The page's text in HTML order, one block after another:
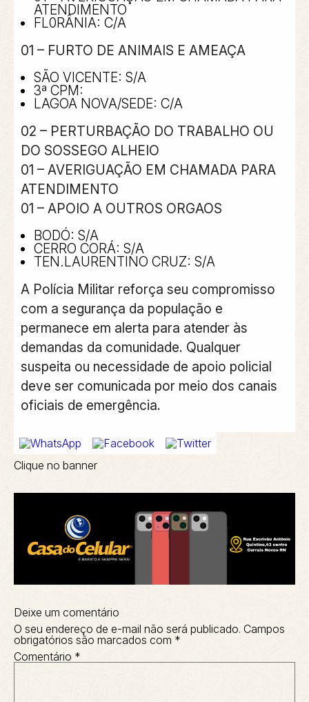
ATENDIMENTO
FL0RÂNIA: C/A
01 – FURTO DE ANIMAIS E AMEAÇA
SÃO VICENTE: S/A
3ª CPM:
LAGOA NOVA/SEDE: C/A
02 – PERTURBAÇÃO DO TRABALHO OU
DO SOSSEGO ALHEIO
01 – AVERIGUAÇÃO EM CHAMADA PARA
ATENDIMENTO
01 – APOIO A OUTROS ORGAOS
BODÓ: S/A
CERRO CORÁ: S/A
TEN.LAURENTINO CRUZ: S/A
A Polícia Militar reforça seu compromisso
com a segurança da população e
permanece em alerta para atender às
demandas da comunidade. Qualquer
suspeita ou necessidade de apoio policial
deve ser comunicada por meio dos canais
oficiais de emergência.
Clique no banner
Deixe um comentário
O seu endereço de e-mail não será publicado. Campos
obrigatórios são marcados com *
Comentário *